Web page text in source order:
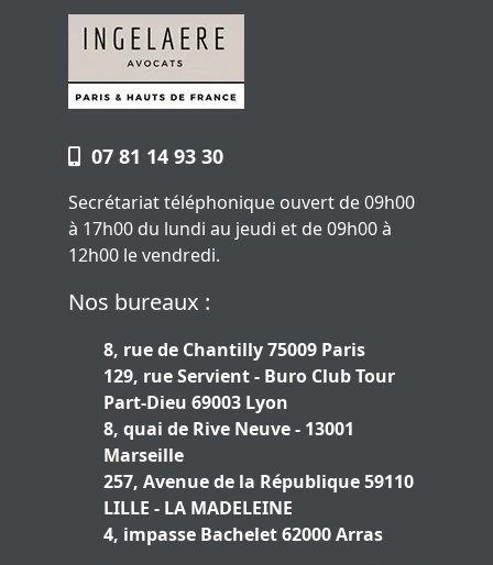
07 81 14 93 30
Secrétariat téléphonique ouvert de 09h00
à 17h00 du lundi au jeudi et de 09h00 à
12h00 le vendredi.
Nos bureaux :
8, rue de Chantilly 75009 Paris
129, rue Servient - Buro Club Tour
Part-Dieu 69003 Lyon
8, quai de Rive Neuve - 13001
Marseille
257, Avenue de la République 59110
LILLE - LA MADELEINE
4, impasse Bachelet 62000 Arras